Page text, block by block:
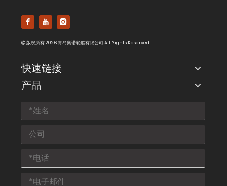
 版权所有2026青岛奥诺轮胎有限公司 All Rights Reserved.
快速链接
产品